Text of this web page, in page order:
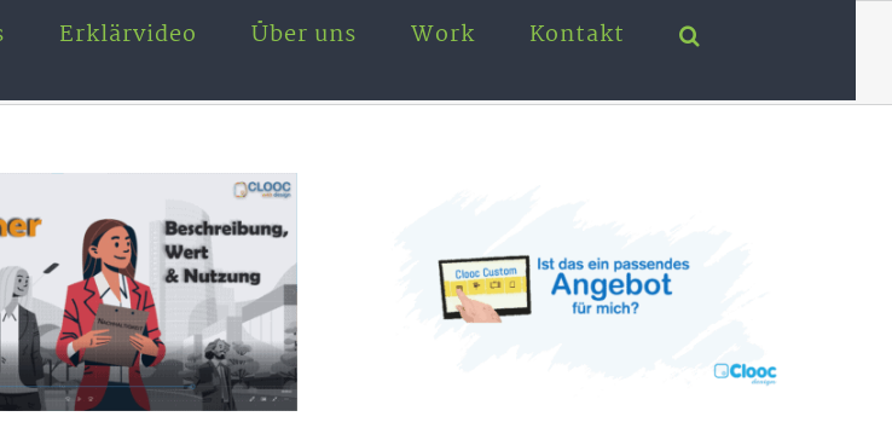
Erklärvideo Über uns Work Kontakt